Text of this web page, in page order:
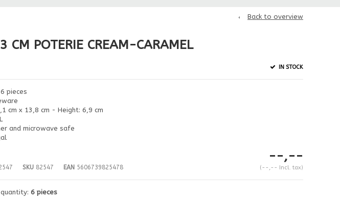
Back to overview
CM POTERIE CREAM-CARAMEL
IN STOCK
pieces
cm x 13,8 cm - Height: 6,9 cm
and microwave safe
SKU82547 EAN5606739825478
--,--
(--,-- Incl. tax)
6 pieces